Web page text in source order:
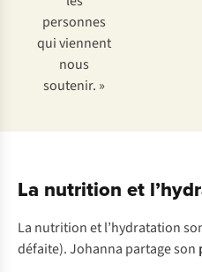
personnes
qui viennent
nous
soutenir. »
La nutrition et
La nutrition et l’hydratation
défaite). Johanna partage son